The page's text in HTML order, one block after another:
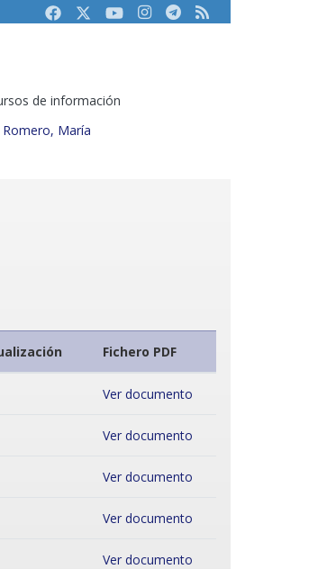
FacebookTwitterYoutubeInstagram
Telegram
RSS
de información
María
Fichero PDF
Ver documento
Ver documento
Ver documento
Ver documento
Ver documento